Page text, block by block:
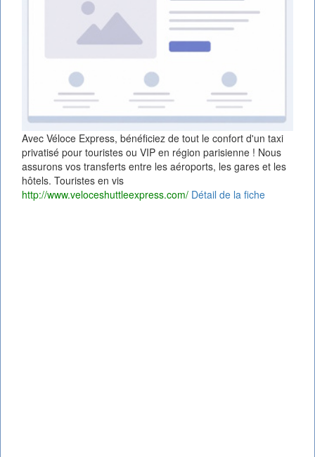
Avec Véloce Express, bénéficiez de tout le confort d'un taxi
privatisé pour touristes ou VIP en région parisienne ! Nous
assurons vos transferts entre les aéroports, les gares et les
hôtels. Touristes en vis
http://www.veloceshuttleexpress.com/ Détail de la fiche